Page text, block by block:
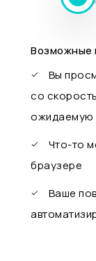
Возможные
Вы
со
ожидаемую
Что-то
браузере
Ваше